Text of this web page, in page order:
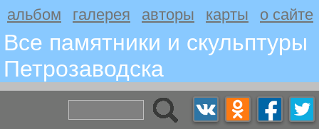
альбом галерея авторы карты о сайте
Все памятники и скульптуры
Петрозаводскa